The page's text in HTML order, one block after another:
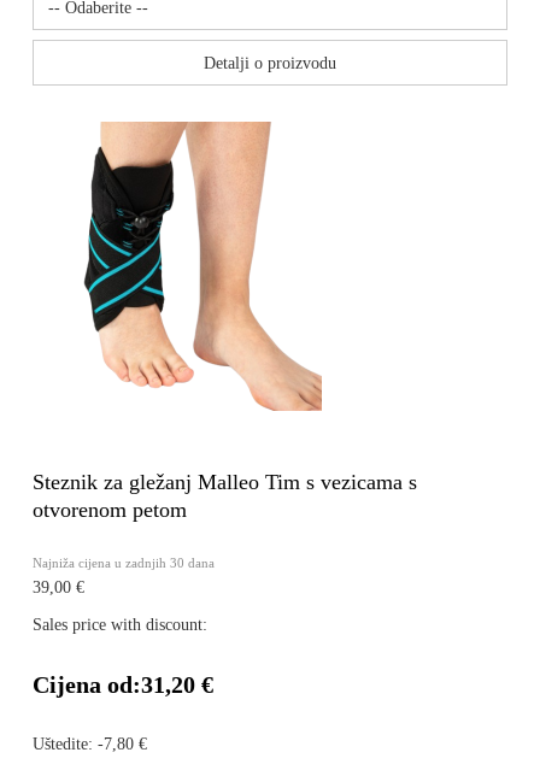
Detalji o proizvodu
Steznik za gležanj Malleo Tim s vezicama s
otvorenom petom
Najniža cijena u zadnjih 30 dana
39,00 €
Sales price with discount:
Cijena od:31,20 €
Uštedite: -7,80 €